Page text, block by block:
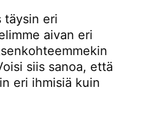
täysin eri
aivan eri
siis sanoa, että
eri ihmisiä kuin